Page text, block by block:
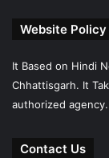
Website Policy
It Based on Hindi
Chhattisgarh. It
authorized agency.
Contact Us